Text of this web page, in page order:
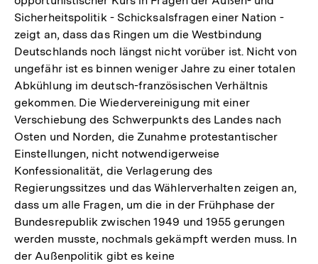
Sicherheitspolitik - Schicksalsfragen einer Nation -
zeigt an, dass das Ringen um die Westbindung
Deutschlands noch längst nicht vorüber ist. Nicht von
ungefähr ist es binnen weniger Jahre zu einer totalen
Abkühlung im deutsch-französischen Verhältnis
gekommen. Die Wiedervereinigung mit einer
Verschiebung des Schwerpunkts des Landes nach
Osten und Norden, die Zunahme protestantischer
Einstellungen, nicht notwendigerweise
Konfessionalität, die Verlagerung des
Regierungssitzes und das Wählerverhalten zeigen an,
dass um alle Fragen, um die in der Frühphase der
Bundesrepublik zwischen 1949 und 1955 gerungen
werden musste, nochmals gekämpft werden muss. In
der Außenpolitik gibt es keine